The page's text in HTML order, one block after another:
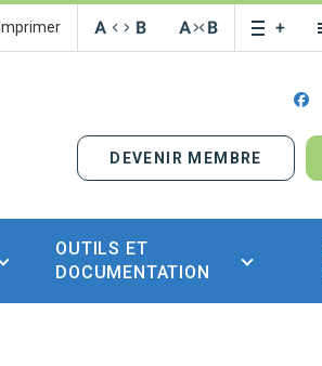
Imprimer
DEVENIR MEMBRE
OUTILS ET
DOCUMENTATION